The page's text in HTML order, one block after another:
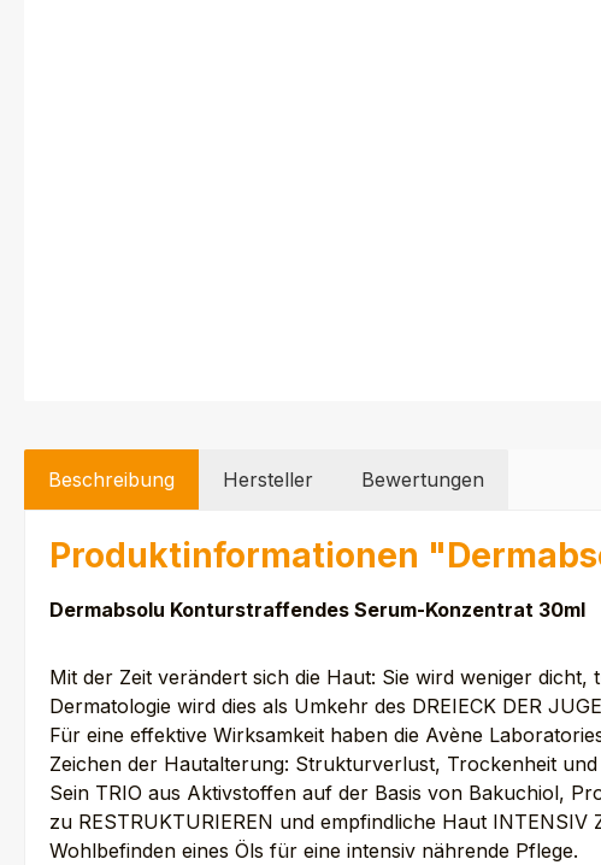
Beschreibung Hersteller Bewertungen
Produktinformationen
Dermabsolu Konturstraffendes Serum-Konzentrat 30ml
Mit der Zeit verändert sich die Haut: Sie wird weniger
Dermatologie wird dies als Umkehr des DREIECK DER
Für eine effektive Wirksamkeit haben die Avène
Zeichen der Hautalterung: Strukturverlust, Trockenheit und
Sein TRIO aus Aktivstoffen auf der Basis von Bakuchiol,
zu RESTRUKTURIEREN und empfindliche Haut
Wohlbefinden eines Öls für eine intensiv nährende Pflege.